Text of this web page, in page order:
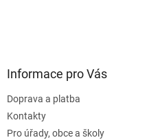
Informace pro Vás
Doprava a platba
Kontakty
Pro úřady, obce a školy